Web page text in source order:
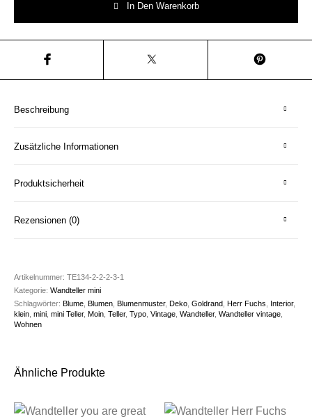
In Den Warenkorb
Beschreibung
Zusätzliche Informationen
Produktsicherheit
Rezensionen (0)
Artikelnummer:TE134-2-2-2-3-1
Kategorie:Wandteller mini
Schlagwörter:Blume ,Blumen ,Blumenmuster,Deko ,Goldrand ,Herr Fuchs Interior,
klein ,mini ,mini Teller,Moin ,Teller,Typo ,Vintage ,Wandteller,Wandteller vintage
Wohnen
Ähnliche Produkte